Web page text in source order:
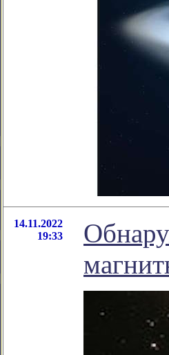
14.11.2022
19:33